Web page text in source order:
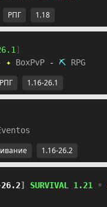
РПГ 1.18
]
✦ BoxPvP - ⛏ RPG
РПГ 1.16-26.1
1.16-26.2
] SURVIVAL 1.21 •